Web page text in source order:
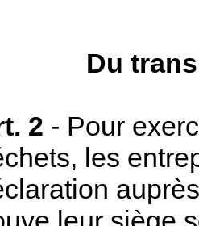
Du
2 - Pour
les